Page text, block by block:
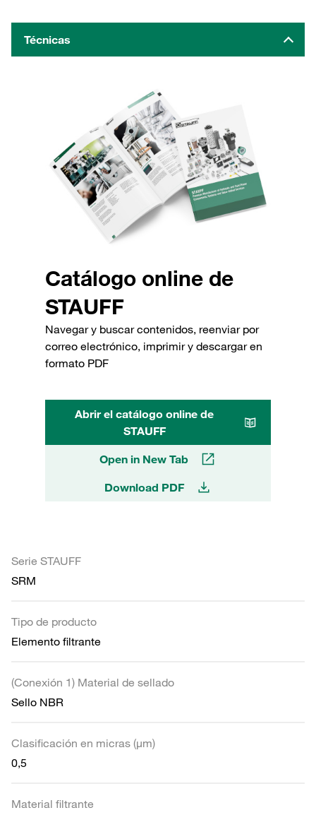
Técnicas
Catálogo online de
STAUFF
Navegar y buscar contenidos, reenviar por
correo electrónico, imprimir y descargar en
formato PDF
Abrir el catálogo online de
STAUFF
Open in New Tab
Download PDF
Serie STAUFF
SRM
Tipo de producto
Elemento filtrante
(Conexión 1) Material de sellado
Sello NBR
Clasificación en micras (µm)
0,5
Material filtrante